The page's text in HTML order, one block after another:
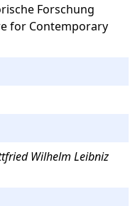
Forschung
for Contemporary
Wilhelm Leibniz